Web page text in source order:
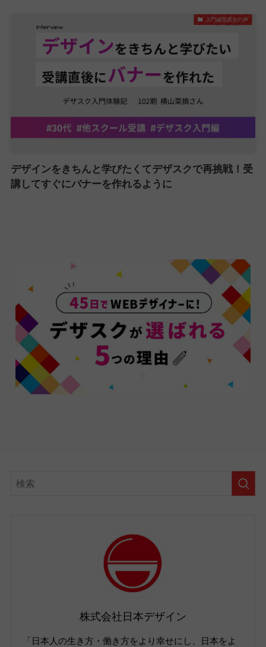
入門編受講生の声
デザインをきちんと学びたくてデザスクで再挑戦！受
講してすぐにバナーを作れるように
株式会社日本デザイン
「日本人の生き方・働き方をより幸せにし、日本をよ